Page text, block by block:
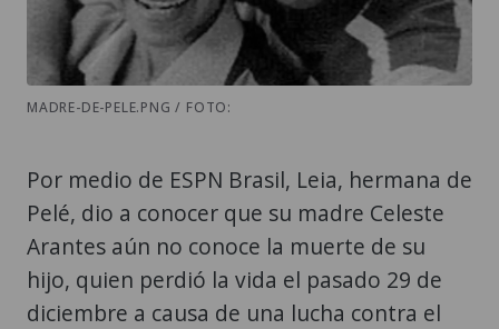
MADRE-DE-PELE.PNG / FOTO:
Por medio de ESPN Brasil, Leia, hermana de
Pelé, dio a conocer que su madre Celeste
Arantes aún no conoce la muerte de su
hijo, quien perdió la vida el pasado 29 de
diciembre a causa de una lucha contra el